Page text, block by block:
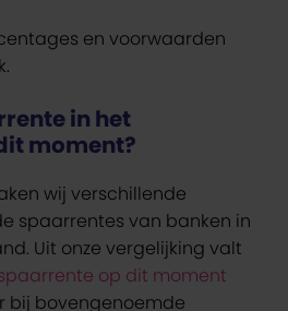
en voorwaarden
in het
moment?
wij verschillende
spaarrentes van banken in
Uit onze vergelijking valt
op dit moment
bij bovengenoemde